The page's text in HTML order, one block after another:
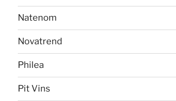
Natenom
Novatrend
Philea
Pit Vins